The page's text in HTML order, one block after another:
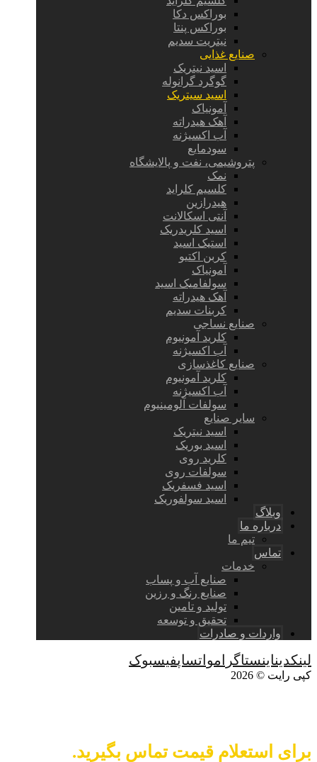
بوراکس دکا
بوراکس پنتا
نیتریت سدیم
صنایع غذایی
اسید نیتریک
گوگرد گرانوله
اسید سیتریک
آمونیاک
آهک هیدراته
آب اکسیژنه
سودمایع
پتروشیمی، نفت و پالایشگاه
نمک
کلسیم کلراید
هیدرازین
آنتی اسکالانت
اسید کلریدریک
استیک اسید
کربن اکتیو
آمونیاک
سولفامیک اسید
آهک هیدراته
کربنات سدیم
صنایع نساجی
کلرید آمونیوم
آب اکسیژنه
صنایع کاغذسازی
کلرید آمونیوم
آب اکسیژنه
سولفات آلومینیوم
سایر صنایع
اسید نیتریک
اسید بوریک
کلرید روی
سولفات روی
اسید فسفریک
اسید سولفوریک
وبلاگ
درباره ما
تیم ما
تماس
خدمات
صنایع آب و پساب
صنایع رنگ و رزین
تولید و تامین
تحقیق و توسعه
واردات و صادرات
لینکدیناینستاگرامواتساپفیسبوک
کپی رایت © 2026
برای استعلام قیمت تماس بگیرید.